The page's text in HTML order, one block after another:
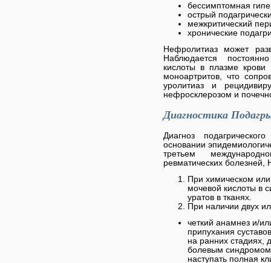
бессимптомная
острый
межкритический
хронические
Нефролитиаз может
Наблюдается
кислоты в плазме
моноартритов, что
уролитиаз и
нефросклерозом и
Диагностика
Диагноз
основании
третьем
ревматических
При химическом
мочевой кислоты в
уратов в тканях.
При наличии двух
четкий анамнез и/
припухания
на ранних стадиях,
болевым
наступать полная